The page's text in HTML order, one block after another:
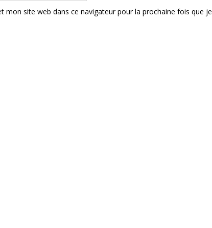
mon site web dans ce navigateur pour la prochaine fois que je